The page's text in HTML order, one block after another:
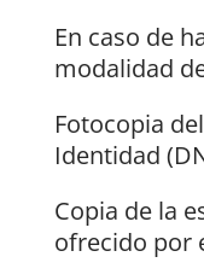
En caso de
modalidad
Fotocopia
Identidad
Copia de la
ofrecido por